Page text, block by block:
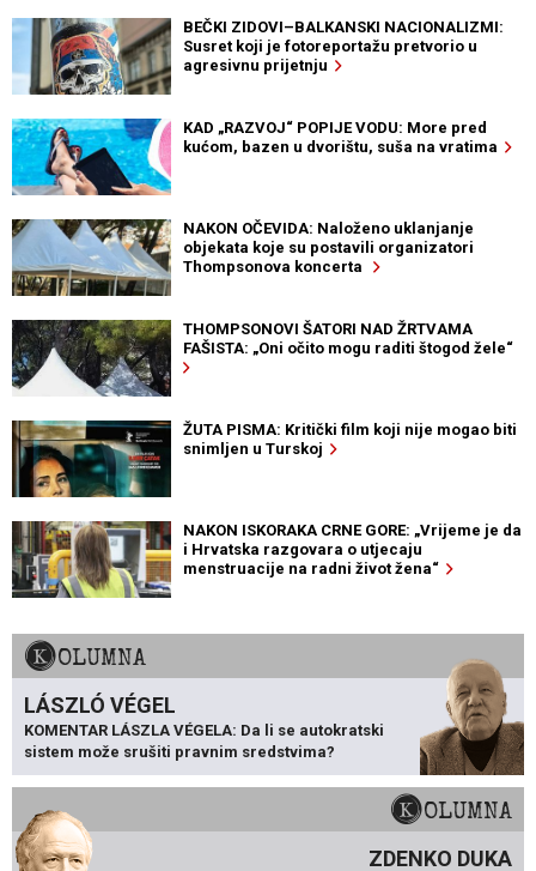
BEČKI ZIDOVI–BALKANSKI NACIONALIZMI:
Susret koji je fotoreportažu pretvorio u
agresivnu prijetnju
KAD „RAZVOJ“ POPIJE VODU: More pred
kućom, bazen u dvorištu, suša na vratima
NAKON OČEVIDA: Naloženo uklanjanje
objekata koje su postavili organizatori
Thompsonova koncerta
THOMPSONOVI ŠATORI NAD ŽRTVAMA
FAŠISTA: „Oni očito mogu raditi štogod žele“
ŽUTA PISMA: Kritički film koji nije mogao biti
snimljen u Turskoj
NAKON ISKORAKA CRNE GORE: „Vrijeme je da
i Hrvatska razgovara o utjecaju
menstruacije na radni život žena“
KOLUMNA
LÁSZLÓ VÉGEL
KOMENTAR LÁSZLA VÉGELA: Da li se autokratski
sistem može srušiti pravnim sredstvima?
KOLUMNA
ZDENKO DUKA